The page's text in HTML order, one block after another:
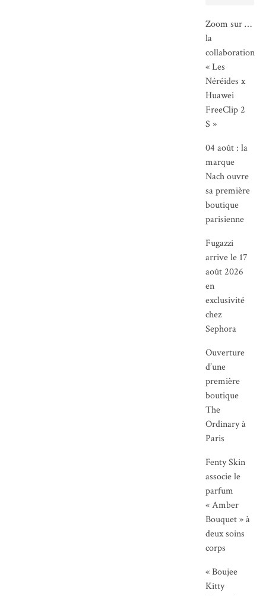
Zoom sur …
la
collaboration
« Les
Néréides x
Huawei
FreeClip 2
S »
04 août : la
marque
Nach ouvre
sa première
boutique
parisienne
Fugazzi
arrive le 17
août 2026
en
exclusivité
chez
Sephora
Ouverture
d’une
première
boutique
The
Ordinary à
Paris
Fenty Skin
associe le
parfum
« Amber
Bouquet » à
deux soins
corps
« Boujee
Kitty